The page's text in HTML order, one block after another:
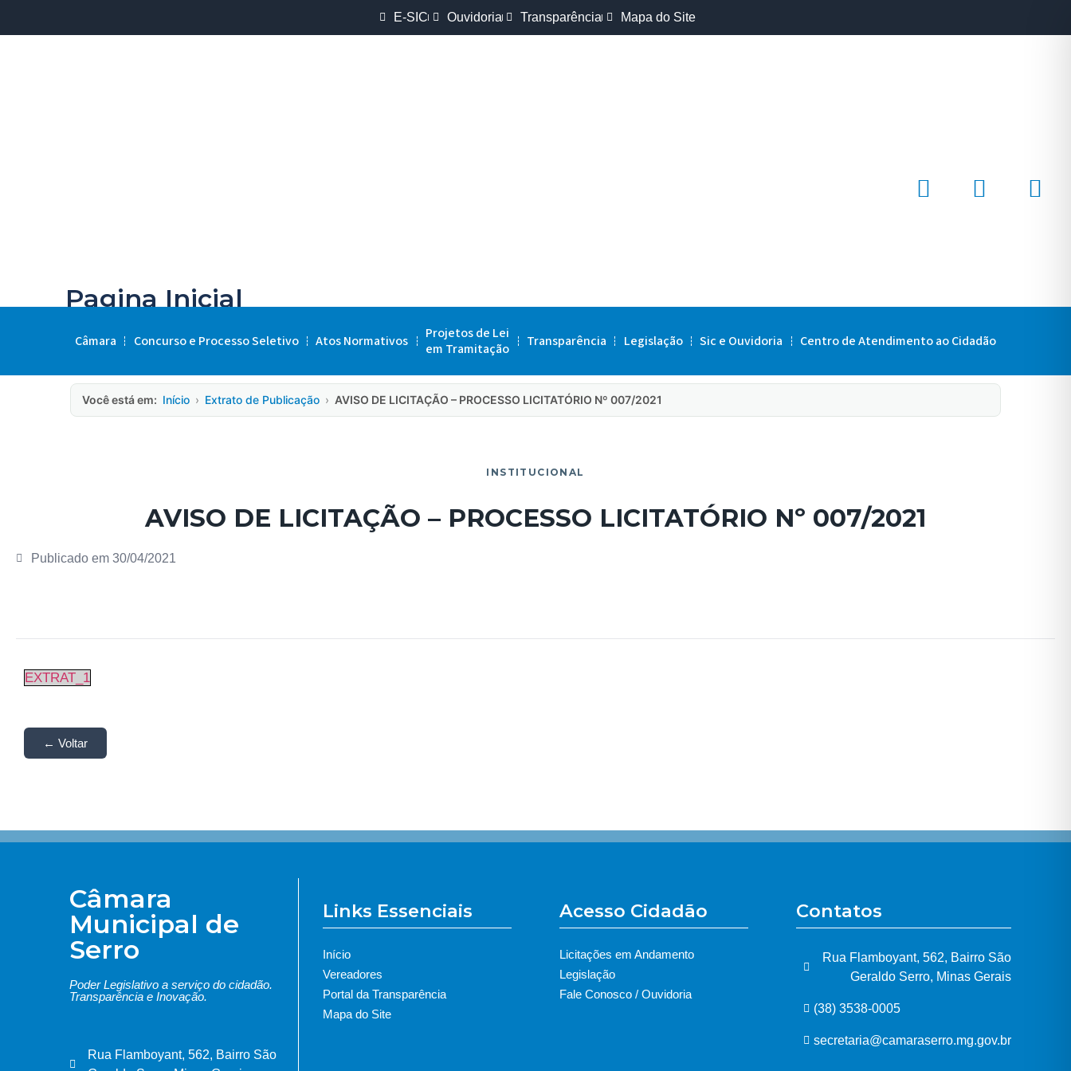
E-SIC Ouvidoria Transparência Mapa do Site
Pagina Inicial
Câmara Concurso e Processo Seletivo Atos Normativos
Projetos de Lei
em Tramitação
Transparência Legislação Sic e Ouvidoria Centro de Atendimento ao Cidadão
Você está em: Início › Extrato de Publicação › AVISO DE LICITAÇÃO – PROCESSO LICITATÓRIO Nº 007/2021
INSTITUCIONAL
AVISO DE LICITAÇÃO – PROCESSO LICITATÓRIO Nº 007/2021
Publicado em 30/04/2021
EXTRAT_1
← Voltar
Câmara
Municipal de
Serro
Poder Legislativo a serviço do cidadão.
Transparência e Inovação.
Rua Flamboyant, 562, Bairro São
Links Essenciais
Início
Vereadores
Portal da Transparência
Mapa do Site
Acesso Cidadão
Licitações em Andamento
Legislação
Fale Conosco / Ouvidoria
Contatos
Rua Flamboyant, 562, Bairro São
Geraldo Serro, Minas Gerais
(38) 3538-0005
secretaria@camaraserro.mg.gov.br